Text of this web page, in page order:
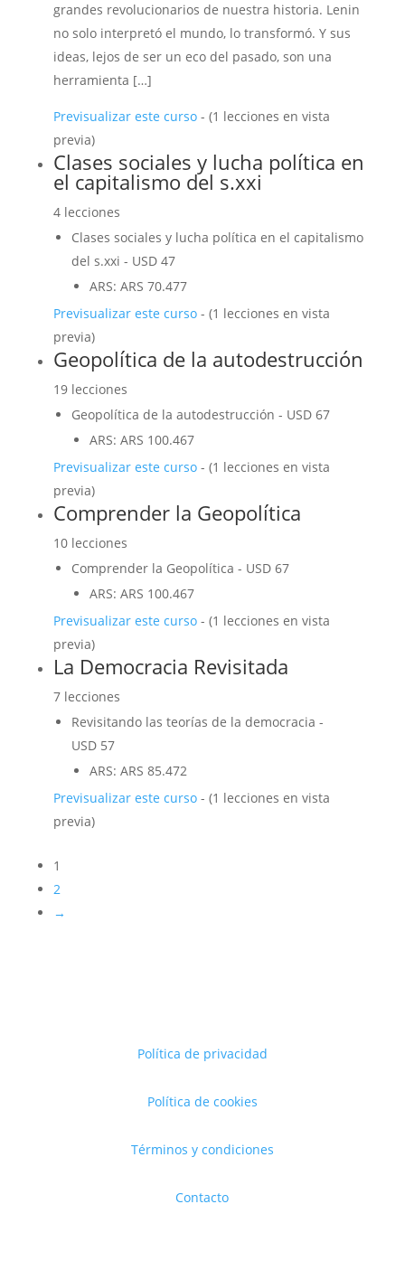
grandes revolucionarios de nuestra historia. Lenin
no solo interpretó el mundo, lo transformó. Y sus
ideas, lejos de ser un eco del pasado, son una
herramienta […]
Previsualizar este curso - (1 lecciones en vista
previa)
Clases sociales y lucha política en
el capitalismo del s.xxi
4 lecciones
Clases sociales y lucha política en el capitalismo
del s.xxi - USD47
ARS: ARS 70.477
Previsualizar este curso - (1 lecciones en vista
previa)
Geopolítica de la autodestrucción
19 lecciones
Geopolítica de la autodestrucción - USD67
ARS: ARS 100.467
Previsualizar este curso - (1 lecciones en vista
previa)
Comprender la Geopolítica
10 lecciones
Comprender la Geopolítica - USD67
ARS: ARS 100.467
Previsualizar este curso - (1 lecciones en vista
previa)
La Democracia Revisitada
7 lecciones
Revisitando las teorías de la democracia -
USD57
ARS: ARS 85.472
Previsualizar este curso - (1 lecciones en vista
previa)
1
2
→
Política de privacidad
Política de cookies
Términos y condiciones
Contacto